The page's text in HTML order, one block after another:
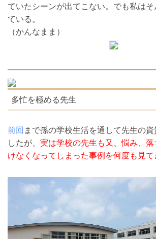
ていたシーンが出てこない。でも私は
ている。
（かんなまま）
多忙を極める先生
前回 まで孫の学校生活を通して先生の資
したが、 実は学校の先生も又、悩み、
けなくなってしまった事例を何度も見て